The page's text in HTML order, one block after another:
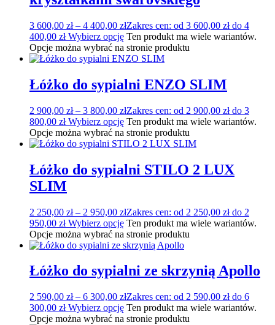
3 600,00 zł – 4 400,00 złZakres cen: od 3 600,00 zł do 4
400,00 zł Wybierz opcję Ten produkt ma wiele wariantów.
Opcje można wybrać na stronie produktu
Łóżko do sypialni ENZO SLIM
2 900,00 zł – 3 800,00 złZakres cen: od 2 900,00 zł do 3
800,00 zł Wybierz opcję Ten produkt ma wiele wariantów.
Opcje można wybrać na stronie produktu
Łóżko do sypialni STILO 2 LUX
SLIM
2 250,00 zł – 2 950,00 złZakres cen: od 2 250,00 zł do 2
950,00 zł Wybierz opcję Ten produkt ma wiele wariantów.
Opcje można wybrać na stronie produktu
Łóżko do sypialni ze skrzynią Apollo
2 590,00 zł – 6 300,00 złZakres cen: od 2 590,00 zł do 6
300,00 zł Wybierz opcję Ten produkt ma wiele wariantów.
Opcje można wybrać na stronie produktu